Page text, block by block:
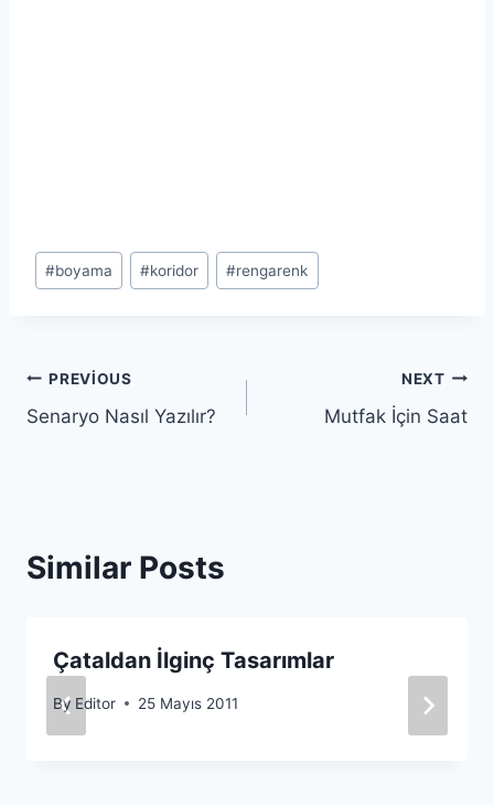
Post
Tags:
#boyama #koridor #rengarenk
Yazı
gezinmesi
PREVIOUS
Senaryo Nasıl Yazılır?
NEXT
Mutfak İçin Saat
Similar Posts
Çataldan İlginç Tasarımlar
By Editor 25 Mayıs 2011